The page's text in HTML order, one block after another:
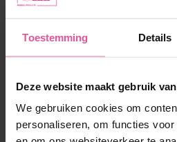
Toestemming Details
Deze website maakt gebruik
We gebruiken cookies om
personaliseren, om functies
125,90
- + In